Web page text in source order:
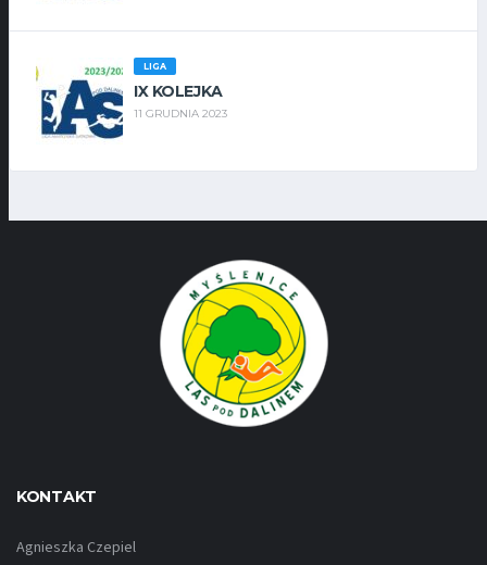
LIGA
IX KOLEJKA
11 GRUDNIA 2023
KONTAKT
Agnieszka Czepiel